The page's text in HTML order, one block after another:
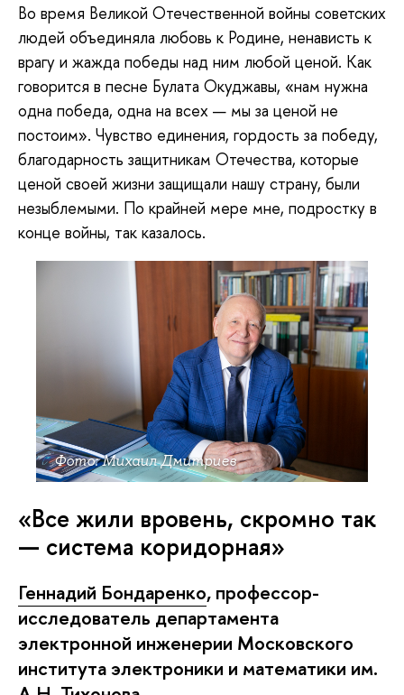
Во время Великой Отечественной войны советских
людей объединяла любовь к Родине, ненависть к
врагу и жажда победы над ним любой ценой. Как
говорится в песне Булата Окуджавы, «нам нужна
одна победа, одна на всех — мы за ценой не
постоим». Чувство единения, гордость за победу,
благодарность защитникам Отечества, которые
ценой своей жизни защищали нашу страну, были
незыблемыми. По крайней мере мне, подростку в
конце войны, так казалось.
Фото: Михаил Дмитриев
«Все жили вровень, скромно так
— система коридорная»
Геннадий Бондаренко, профессор-
исследователь департамента
электронной инженерии Московского
института электроники и математики им.